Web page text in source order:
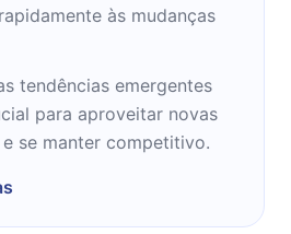
às mudanças
tendências emergentes
para aproveitar novas
se manter competitivo.